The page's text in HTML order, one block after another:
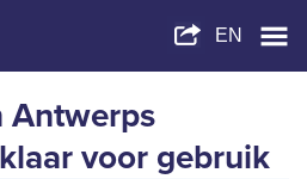
Antwerps
voor gebruik